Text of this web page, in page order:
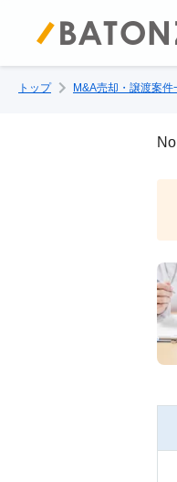
トップ M&A売却・譲渡案件